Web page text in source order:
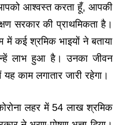
आश्वस्त करता हूँ, आपकी
सरकार की प्राथमिकता है।
कई श्रमिक भाइयों ने बताया
लाभ हुआ है। उनका जीवन
काम लगातार जारी रहेगा।
लहर में 54 लाख श्रमिक